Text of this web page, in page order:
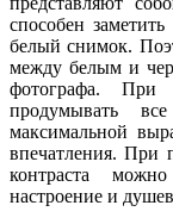
способен
белый снимок.
между белым и
фотографа. При
продумывать
максимальной
впечатления. При
контраста
настроение и